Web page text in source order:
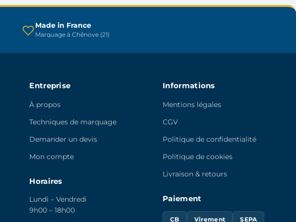
choisies
du
choisies
du
Made in France
Marquage à Chênove (21)
Entreprise
À propos
Techniques de marquage
Demander un devis
Mon compte
Horaires
Lundi – Vendredi
9h00 – 18h00
Informations
Mentions légales
CGV
Politique de confidentialité
Politique de cookies
Livraison & retours
Paiement
CB Virement SEPA